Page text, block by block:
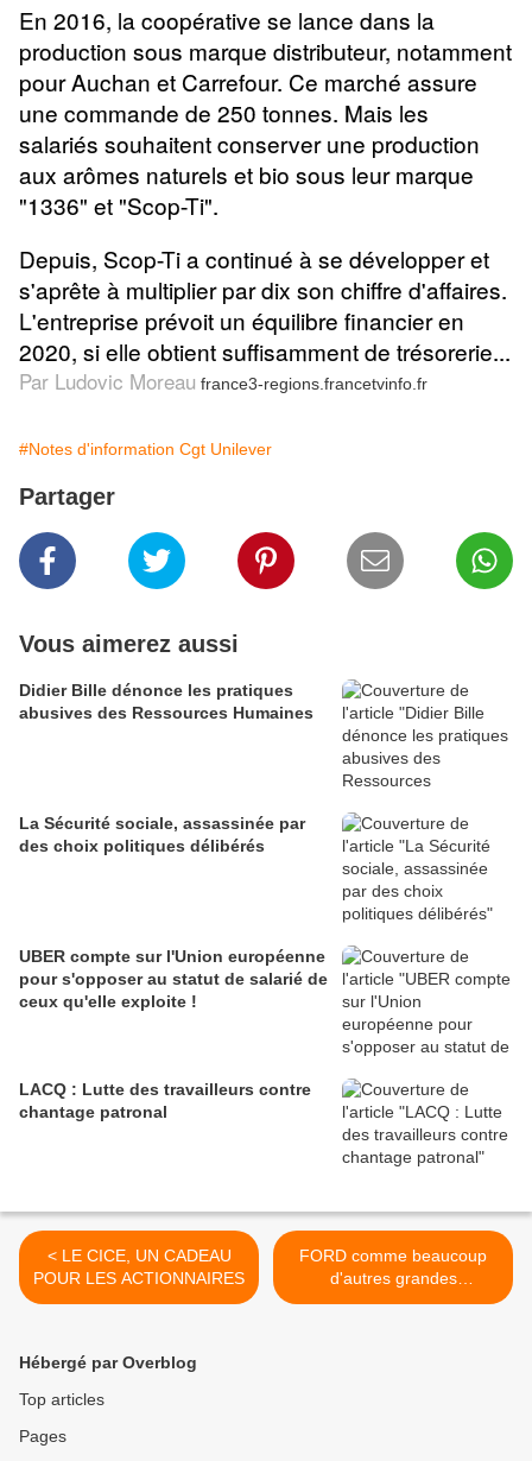
En 2016, la coopérative se lance dans la
production sous marque distributeur, notamment
pour Auchan et Carrefour. Ce marché assure
une commande de 250 tonnes. Mais les
salariés souhaitent conserver une production
aux arômes naturels et bio sous leur marque
"1336" et "Scop-Ti".
Depuis, Scop-Ti a continué à se développer et
s'aprête à multiplier par dix son chiffre d'affaires.
L'entreprise prévoit un équilibre financier en
2020, si elle obtient suffisamment de trésorerie...
Par Ludovic Moreau france3-regions.francetvinfo.fr
#Notes d'information Cgt Unilever
Partager
Vous aimerez aussi
Didier Bille dénonce les pratiques
abusives des Ressources Humaines
La Sécurité sociale, assassinée par
des choix politiques délibérés
UBER compte sur l'Union européenne
pour s'opposer au statut de salarié de
ceux qu'elle exploite !
LACQ : Lutte des travailleurs contre
chantage patronal
< LE CICE, UN CADEAU
POUR LES ACTIONNAIRES
FORD comme beaucoup
d'autres grandes
entreprises a bien menti >
Hébergé par Overblog
Top articles
Pages